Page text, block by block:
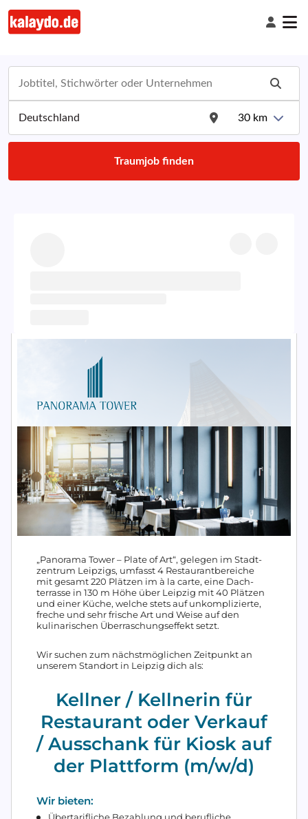
30 km
Traumjob finden